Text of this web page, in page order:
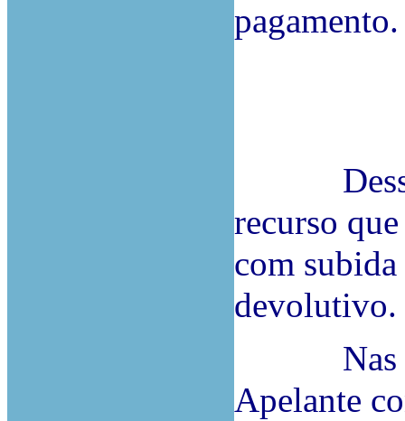
pagamento.
Dessa
recurso
com
devolutivo.
Nas
Apelante